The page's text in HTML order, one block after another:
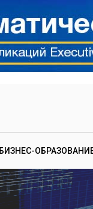
БИЗНЕС-